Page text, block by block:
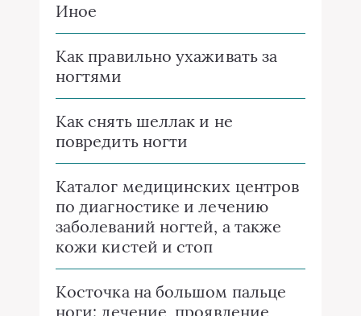
Иное
Как правильно ухаживать за
ногтями
Как снять шеллак и не
повредить ногти
Каталог медицинских центров
по диагностике и лечению
заболеваний ногтей, а также
кожи кистей и стоп
Косточка на большом пальце
ноги: лечение, проявление,